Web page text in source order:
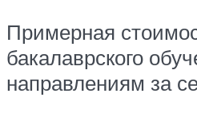
Примерная
бакалаврского
направлениям за